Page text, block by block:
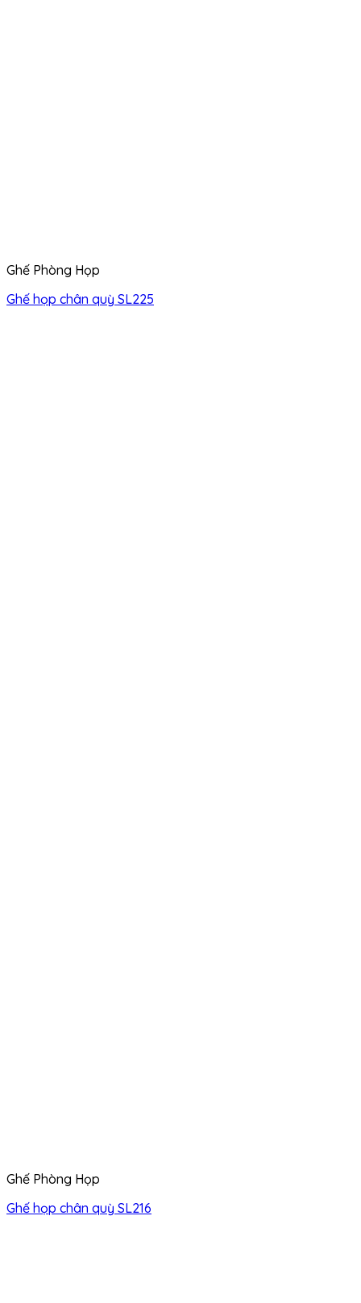
Ghế Phòng Họp
Ghế họp chân quỳ SL225
Ghế Phòng Họp
Ghế họp chân quỳ SL216